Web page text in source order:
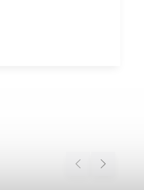
Previous Next